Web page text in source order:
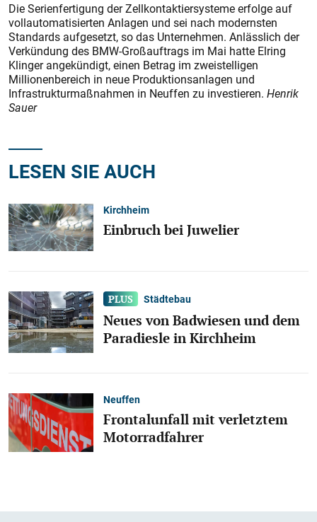
Die Serienfertigung der Zellkontaktiersysteme erfolge auf
vollautomatisierten Anlagen und sei nach modernsten
Standards aufgesetzt, so das Unternehmen. Anlässlich der
Verkündung des BMW-Großauftrags im Mai hatte Elring
Klinger angekündigt, einen Betrag im zweistelligen
Millionenbereich in neue Produktionsanlagen und
Infrastrukturmaßnahmen in Neuffen zu investieren. Henrik
Sauer
LESEN SIE AUCH
Kirchheim
Einbruch bei Juwelier
Städtebau
Neues von Badwiesen und dem
Paradiesle in Kirchheim
Neuffen
Frontalunfall mit verletztem
Motorradfahrer